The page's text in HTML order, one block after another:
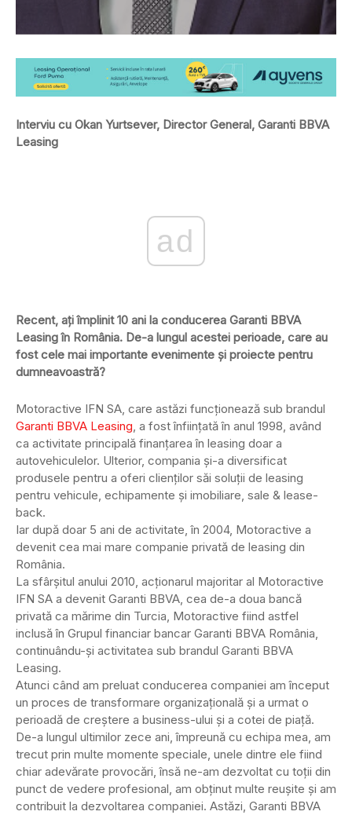
Interviu cu Okan Yurtsever, Director General, Garanti BBVA
Leasing
ad
Recent, aţi împlinit 10 ani la conducerea Garanti BBVA
Leasing în România. De-a lungul acestei perioade, care au
fost cele mai importante evenimente şi proiecte pentru
dumneavoastră?
Motoractive IFN SA, care astăzi funcţionează sub brandul
Garanti BBVA Leasing, a fost înfiinţată în anul 1998, având
ca activitate principală finanţarea în leasing doar a
autovehiculelor. Ulterior, compania şi-a diversificat
produsele pentru a oferi clienţilor săi soluţii de leasing
pentru vehicule, echipamente şi imobiliare, sale & lease-
back.
Iar după doar 5 ani de activitate, în 2004, Motoractive a
devenit cea mai mare companie privată de leasing din
România.
La sfârşitul anului 2010, acţionarul majoritar al Motoractive
IFN SA a devenit Garanti BBVA, cea de-a doua bancă
privată ca mărime din Turcia, Motoractive fiind astfel
inclusă în Grupul financiar bancar Garanti BBVA România,
continuându-şi activitatea sub brandul Garanti BBVA
Leasing.
Atunci când am preluat conducerea companiei am început
un proces de transformare organizaţională şi a urmat o
perioadă de creştere a business-ului şi a cotei de piaţă.
De-a lungul ultimilor zece ani, împreună cu echipa mea, am
trecut prin multe momente speciale, unele dintre ele fiind
chiar adevărate provocări, însă ne-am dezvoltat cu toţii din
punct de vedere profesional, am obţinut multe reuşite şi am
contribuit la dezvoltarea companiei. Astăzi, Garanti BBVA